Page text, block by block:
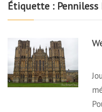
Étiquette : Penniless